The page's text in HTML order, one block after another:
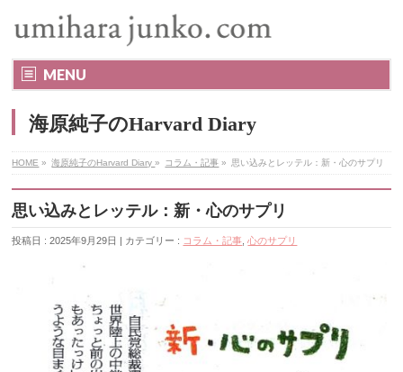
MENU
海原純子のHarvard Diary
HOME » 海原純子のHarvard Diary» コラム・記事 » 思い込みとレッテル：新・心のサプリ
思い込みとレッテル：新・心のサプリ
投稿日 : 2025年9月29日 | カテゴリー : コラム・記事 ,心のサプリ